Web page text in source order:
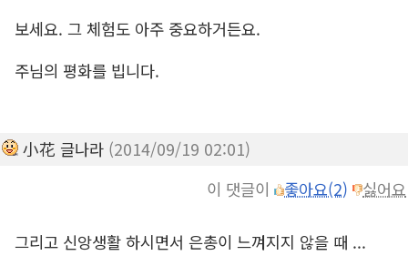
보세요. 그 체험도 아주 중요하거든요.
주님의 평화를 빕니다.
小花 글나라 (2014/09/19 02:01)
이 댓글이
좋아요(2) 싫어요
그리고 신앙생활 하시면서 은총이 느껴지지 않을 때 ...